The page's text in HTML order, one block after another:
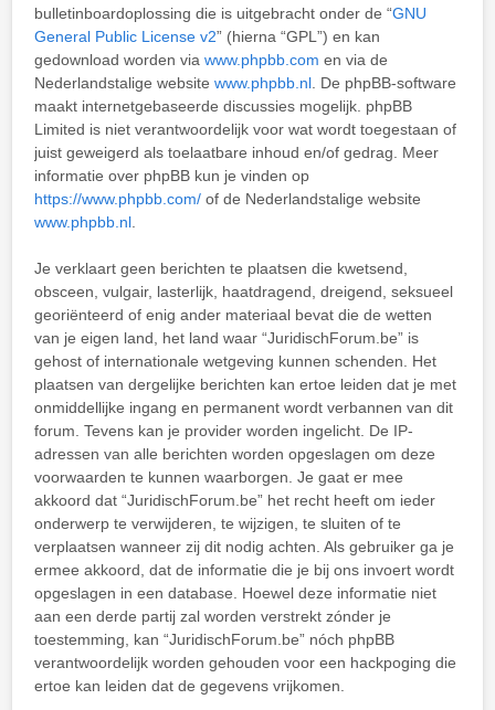
bulletinboardoplossing die is uitgebracht onder de “GNU
General Public License v2” (hierna “GPL”) en kan
gedownload worden via www.phpbb.com en via de
Nederlandstalige website www.phpbb.nl . De phpBB-software
maakt internetgebaseerde discussies mogelijk. phpBB
Limited is niet verantwoordelijk voor wat wordt toegestaan of
juist geweigerd als toelaatbare inhoud en/of gedrag. Meer
informatie over phpBB kun je vinden op
https://www.phpbb.com/ of de Nederlandstalige website
www.phpbb.nl
Je verklaart geen berichten te plaatsen die kwetsend,
obsceen, vulgair, lasterlijk, haatdragend, dreigend, seksueel
georiënteerd of enig ander materiaal bevat die de wetten
van je eigen land, het land waar “JuridischForum.be” is
gehost of internationale wetgeving kunnen schenden. Het
plaatsen van dergelijke berichten kan ertoe leiden dat je met
onmiddellijke ingang en permanent wordt verbannen van dit
forum. Tevens kan je provider worden ingelicht. De IP-
adressen van alle berichten worden opgeslagen om deze
voorwaarden te kunnen waarborgen. Je gaat er mee
akkoord dat “JuridischForum.be” het recht heeft om ieder
onderwerp te verwijderen, te wijzigen, te sluiten of te
verplaatsen wanneer zij dit nodig achten. Als gebruiker ga je
ermee akkoord, dat de informatie die je bij ons invoert wordt
opgeslagen in een database. Hoewel deze informatie niet
aan een derde partij zal worden verstrekt zónder je
toestemming, kan “JuridischForum.be” nóch phpBB
verantwoordelijk worden gehouden voor een hackpoging die
ertoe kan leiden dat de gegevens vrijkomen.